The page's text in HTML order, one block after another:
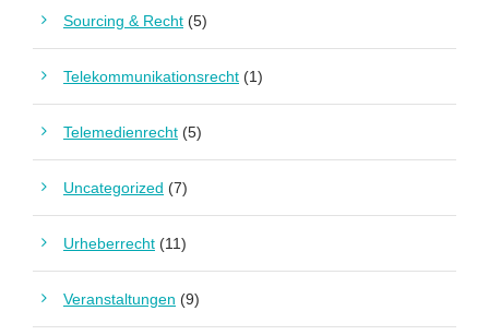
Sourcing & Recht (5)
Telekommunikationsrecht (1)
Telemedienrecht (5)
Uncategorized (7)
Urheberrecht (11)
Veranstaltungen (9)